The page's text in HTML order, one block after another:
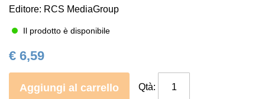
Editore: RCS MediaGroup
Il prodotto è disponibile
€ 6,59
Aggiungi al carrello Qtà: